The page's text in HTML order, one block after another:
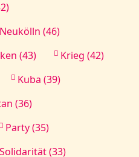
Neukölln (46)
(43)
Krieg (42)
Kuba (39)
(36)
Party (35)
Solidarität (33)